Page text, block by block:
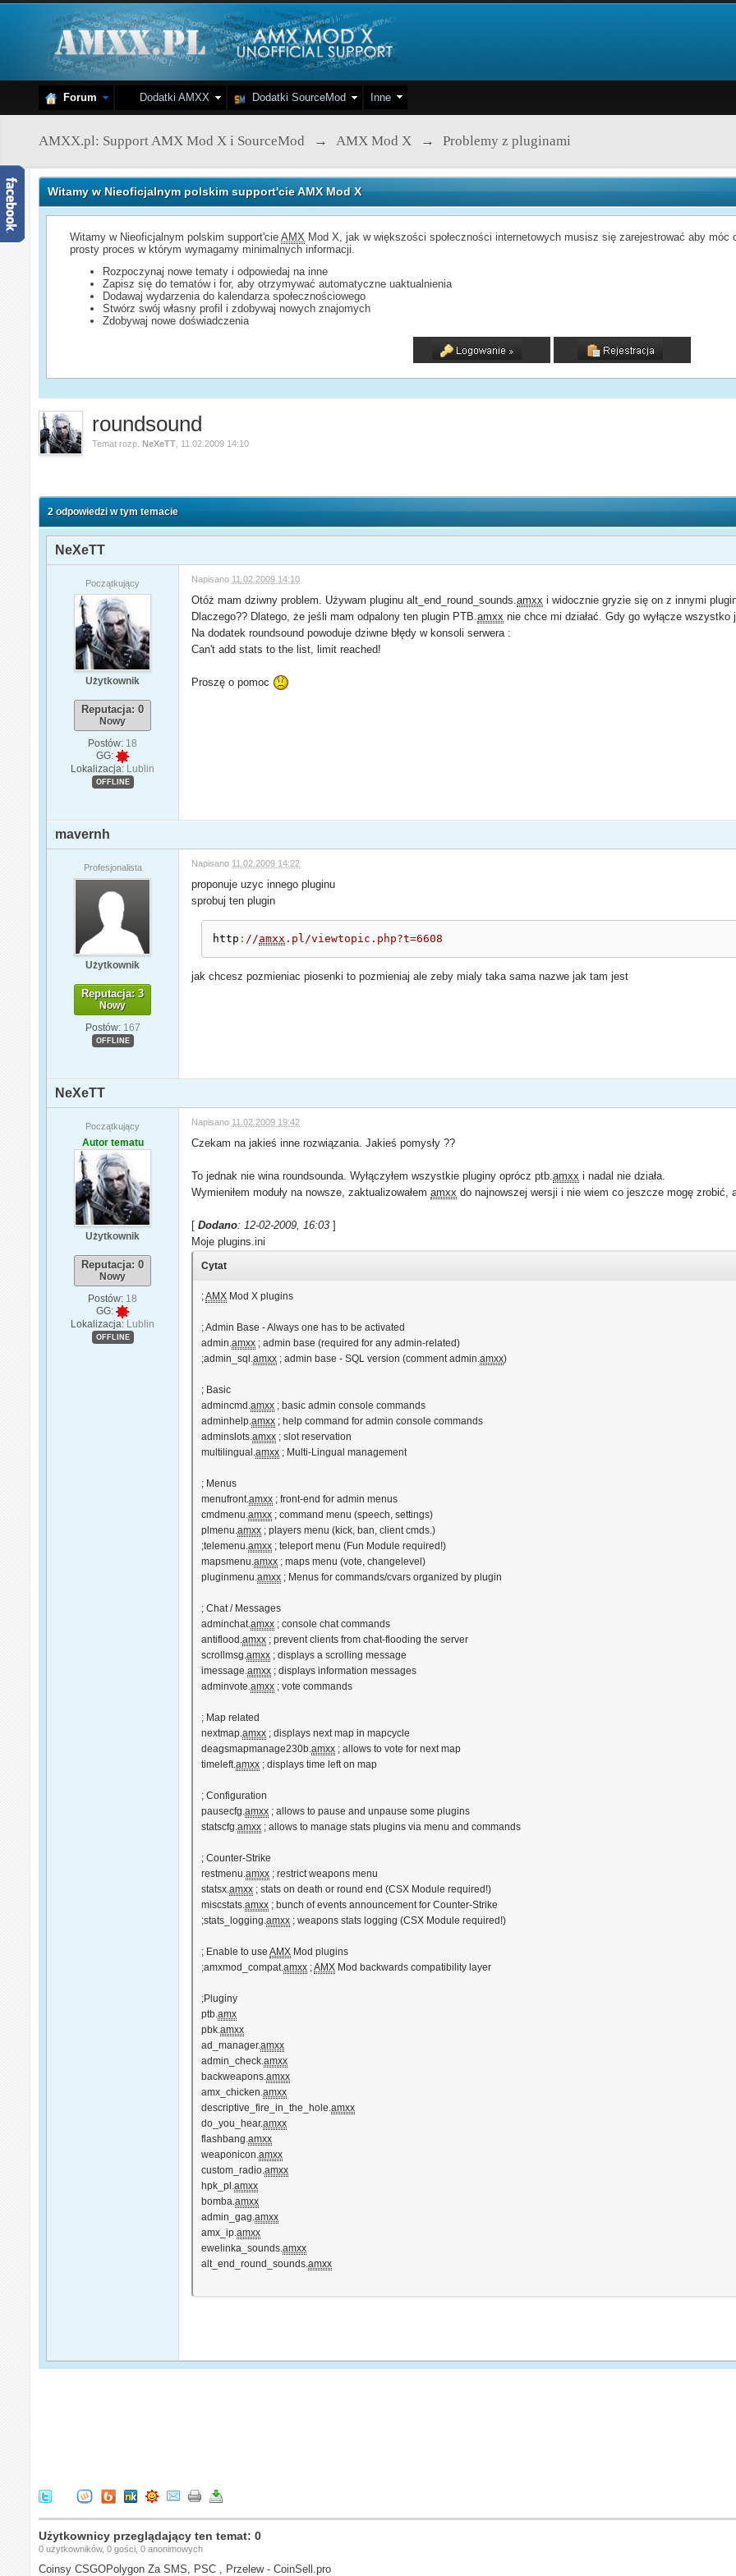
Forum Dodatki AMXX Dodatki SourceMod Inne
AMXX.pl: Support AMX Mod X i SourceMod → AMX Mod X → Problemy z pluginami
Witamy w Nieoficjalnym polskim support'cie AMX Mod X
Witamy w Nieoficjalnym polskim support'cieAMX Mod X, jak w większości społeczności internetowych musisz się zarejestrować aby
prosty proces w którym wymagamy minimalnych informacji.
Rozpoczynaj nowe tematy i odpowiedaj na inne
Zapisz się do tematów i for, aby otrzymywać automatyczne uaktualnienia
Dodawaj wydarzenia do kalendarza społecznościowego
Stwórz swój własny profil i zdobywaj nowych znajomych
Zdobywaj nowe doświadczenia
roundsound
Temat rozp.NeXeTT 11.02.2009 14:10
2 odpowiedzi w tym temacie
NeXeTT
Początkujący
Użytkownik
Reputacja: 0
Nowy
Postów: 18
GG:
Lokalizacja: Lublin
OFFLINE
Napisano 11.02.2009 14:10
Otóż mam dziwny problem. Używam pluginu alt_end_round_sounds.amxx i widocznie gryzie się on z innymi
Dlaczego?? Dlatego, że jeśli mam odpalony ten plugin PTB.amxx nie chce mi działać. Gdy go wyłącze wszystko
Na dodatek roundsound powoduje dziwne błędy w konsoli serwera :
Can't add stats to the list, limit reached!
Proszę o pomoc
mavernh
Profesjonalista
Użytkownik
Reputacja: 3
Nowy
Postów: 167
OFFLINE
Napisano 11.02.2009 14:22
proponuje uzyc innego pluginu
sprobuj ten plugin
http : //amxx .pl/viewtopic.php?t=6608
jak chcesz pozmieniac piosenki to pozmieniaj ale zeby mialy taka sama nazwe jak tam jest
NeXeTT
Początkujący
Autor tematu
Użytkownik
Reputacja: 0
Nowy
Postów: 18
GG:
Lokalizacja: Lublin
OFFLINE
Napisano 11.02.2009 19:42
Czekam na jakieś inne rozwiązania. Jakieś pomysły ??
To jednak nie wina roundsounda. Wyłączyłem wszystkie pluginy oprócz ptb.amxx i nadal nie działa.
Wymieniłem moduły na nowsze, zaktualizowałemamxx do najnowszej wersji i nie wiem co jeszcze mogę zrobić,
[Dodano: 12-02-2009, 16:03 ]
Moje plugins.ini
Cytat
;AMX Mod X plugins
; Admin Base - Always one has to be activated
admin.amxx ; admin base (required for any admin-related)
;admin_sql.amxx ; admin base - SQL version (comment admin.amxx)
; Basic
admincmd.amxx ; basic admin console commands
adminhelp.amxx ; help command for admin console commands
adminslots.amxx ; slot reservation
multilingual.amxx ; Multi-Lingual management
; Menus
menufront.amxx ; front-end for admin menus
cmdmenu.amxx ; command menu (speech, settings)
plmenu.amxx ; players menu (kick, ban, client cmds.)
;telemenu.amxx ; teleport menu (Fun Module required!)
mapsmenu.amxx ; maps menu (vote, changelevel)
pluginmenu.amxx ; Menus for commands/cvars organized by plugin
; Chat / Messages
adminchat.amxx ; console chat commands
antiflood.amxx ; prevent clients from chat-flooding the server
scrollmsg.amxx ; displays a scrolling message
imessage.amxx ; displays information messages
adminvote.amxx ; vote commands
; Map related
nextmap.amxx ; displays next map in mapcycle
deagsmapmanage230b.amxx ; allows to vote for next map
timeleft.amxx ; displays time left on map
; Configuration
pausecfg.amxx ; allows to pause and unpause some plugins
statscfg.amxx ; allows to manage stats plugins via menu and commands
; Counter-Strike
restmenu.amxx ; restrict weapons menu
statsx.amxx ; stats on death or round end (CSX Module required!)
miscstats.amxx ; bunch of events announcement for Counter-Strike
;stats_logging.amxx ; weapons stats logging (CSX Module required!)
; Enable to useAMX Mod plugins
;amxmod_compat.amxx ;AMX Mod backwards compatibility layer
;Pluginy
ptb.amx
pbk.amxx
ad_manager.amxx
admin_check.amxx
backweapons.amxx
amx_chicken.amxx
descriptive_fire_in_the_hole.amxx
do_you_hear.amxx
flashbang.amxx
weaponicon.amxx
custom_radio.amxx
hpk_pl.amxx
bomba.amxx
admin_gag.amxx
amx_ip.amxx
ewelinka_sounds.amxx
alt_end_round_sounds.amxx
Użytkownicy przeglądający ten temat: 0
0 użytkowników, 0 gości, 0 anonimowych
Coinsy CSGOPolygon Za SMS, PSC , Przelew - CoinSell.pro